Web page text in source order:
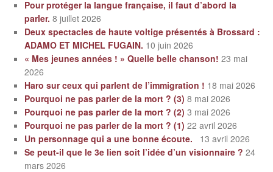
Pour protéger la langue française, il faut d’abord la
parler. 8 juillet 2026
Deux spectacles de haute voltige présentés à Brossard :
ADAMO ET MICHEL FUGAIN. 10 juin 2026
« Mes jeunes années ! » Quelle belle chanson! 23 mai
2026
Haro sur ceux qui parlent de l’immigration ! 18 mai 2026
Pourquoi ne pas parler de la mort ? (3) 8 mai 2026
Pourquoi ne pas parler de la mort ? (2) 3 mai 2026
Pourquoi ne pas parler de la mort ? (1) 22 avril 2026
Un personnage qui a une bonne écoute.
13 avril 2026
Se peut-il que le 3e lien soit l’idée d’un visionnaire ? 24
mars 2026